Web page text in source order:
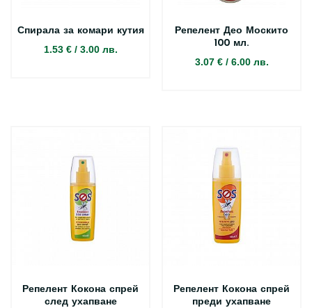
Спирала за комари кутия
1.53 €/ 3.00 лв.
Репелент Део Москито
100 мл.
3.07 €/ 6.00 лв.
Репелент Кокона спрей
след ухапване
Репелент Кокона спрей
преди ухапване